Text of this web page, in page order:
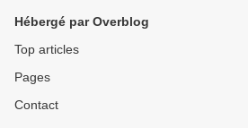
Hébergé par Overblog
Top articles
Pages
Contact